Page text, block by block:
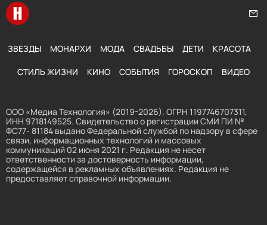
Перейти на главную
ЗВЕЗДЫ МОНАРХИ МОДА СВАДЬБЫ ДЕТИ КРАСОТА
СТИЛЬ ЖИЗНИ КИНО СОБЫТИЯ ГОРОСКОП ВИДЕО
ООО «Медиа Технология» (2019-2026). ОГРН 1197746707311,
ИНН 9718149525. Свидетельство о регистрации СМИ ПИ №
ФС77- 81184 выдано Федеральной службой по надзору в сфере
связи, информационных технологий и массовых
коммуникаций 02 июня 2021 г. Редакция не несет
ответственности за достоверность информации,
содержащейся в рекламных объявлениях. Редакция не
предоставляет справочной информации.